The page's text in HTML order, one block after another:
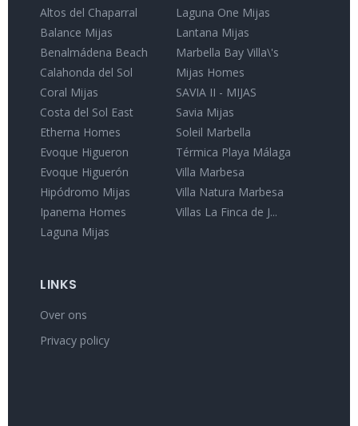
Altos del Chaparral
Balance Mijas
Benalmádena Beach
Calahonda del Sol
Coral Mijas
Costa del Sol East
Etherna Homes
Evoque Higueron
Evoque Higuerón
Hipódromo Mijas
Ipanema Homes
Laguna Mijas
Laguna One Mijas
Lantana Mijas
Marbella Bay Villa\'s
Mijas Homes
SAVIA II - MIJAS
Savia Mijas
Soleil Marbella
Térmica Playa Málaga
Villa Marbesa
Villa Natura Marbesa
Villas La Finca de J...
LINKS
Over ons
Privacy policy